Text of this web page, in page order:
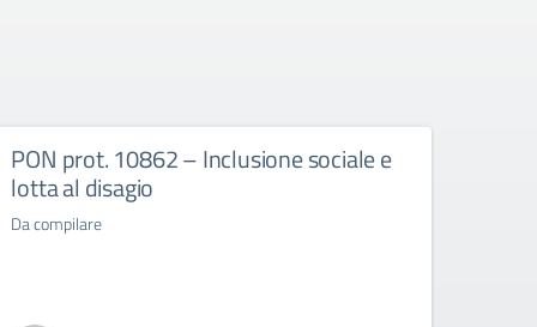
PON prot. 10862 – Inclusione sociale e
lotta al disagio
Da compilare